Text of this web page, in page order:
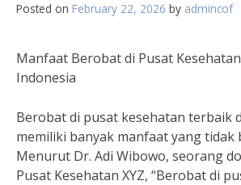
Posted on February 22, 2026 by admincof
Manfaat Berobat di Pusat
Indonesia
Berobat di pusat kesehatan terbaik
memiliki banyak manfaat yang tidak
Menurut Dr. Adi Wibowo, seorang
Pusat Kesehatan XYZ, “Berobat di